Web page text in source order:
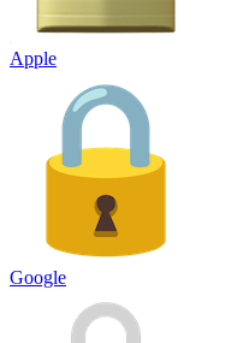
Apple
Google